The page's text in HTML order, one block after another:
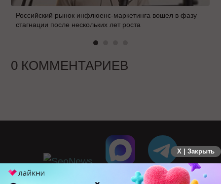
Российский рынок инфлюенс-маркетинга вошел в фазу
стагнации после нескольких лет роста
0 КОММЕНТАРИЕВ
X | Закрыть
ПЕРЕЙТИ НА ПОЛНУЮ ВЕРСИЮ